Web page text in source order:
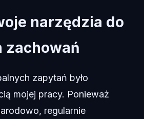
narzędzia do
zachowań
zapytań było
mojej pracy. Ponieważ
regularnie